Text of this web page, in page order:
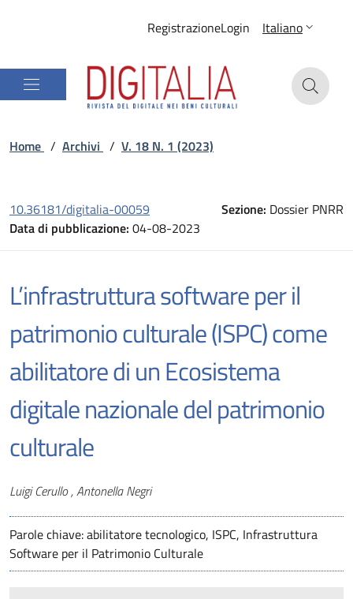
RegistrazioneLogin Italiano
Home / Archivi / V. 18 N. 1 (2023)
10.36181/digitalia-00059 Sezione: Dossier PNRR
Data di pubblicazione: 04-08-2023
L’infrastruttura software per il
patrimonio culturale (ISPC) come
abilitatore di un Ecosistema
digitale nazionale del patrimonio
culturale
Autori
Luigi Cerullo , Antonella Negri
Parole chiave: abilitatore tecnologico, ISPC, Infrastruttura
Software per il Patrimonio Culturale